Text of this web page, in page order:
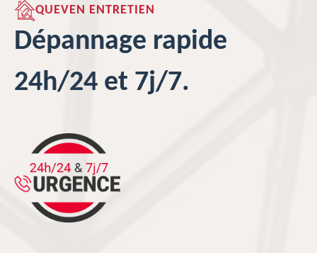
QUEVEN ENTRETIEN
Dépannage rapide
24h/24 et 7j/7.